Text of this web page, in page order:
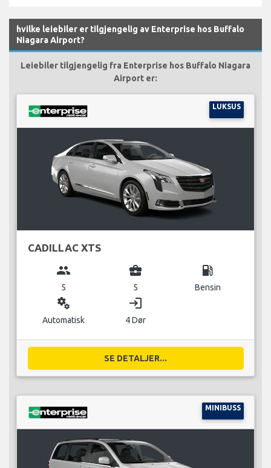
hvilke leiebiler er tilgjengelig av Enterprise hos Buffalo
Niagara Airport?
Leiebiler tilgjengelig fra Enterprise hos Buffalo Niagara
Airport er:
LUKSUS
CADILLAC XTS
group
5
business_center
5
local_gas_station
Bensin
miscellaneous_services
Automatisk
login
4 Dør
SE DETALJER...
MINIBUSS